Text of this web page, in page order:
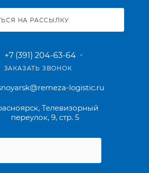
НА РАССЫЛКУ
+7 (391) 204-63-64
ЗАКАЗАТЬ ЗВОНОК
logistic.ru
Телевизорный
переулок, 9, стр. 5